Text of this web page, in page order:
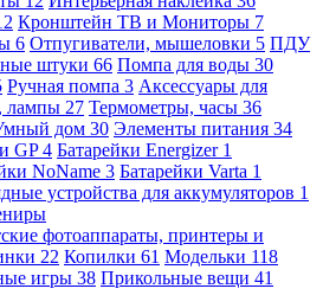
Кронштейн ТВ и Мониторы 7
6 Отпугиватели, мышеловки 5 ПДУ
штуки 66 Помпа для воды 30
Ручная помпа 3 Аксессуары для
лампы 27 Термометры, часы 36
дом 30 Элементы питания 34
GP4 Батарейки Energizer 1
NoName 3 Батарейки Varta 1
устройства для аккумуляторов 1
фотоаппараты, принтеры и
22 Копилки 61 Модельки 118
игры 38 Прикольные вещи 41